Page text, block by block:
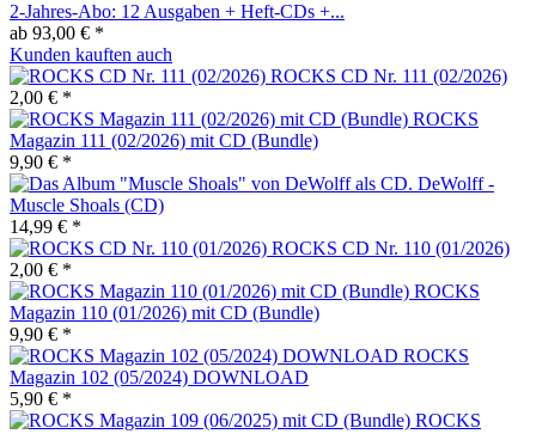
2-Jahres-Abo: 12 Ausgaben + Heft-CDs +...
ab 93,00 € *
Kunden kauften auch
ROCKS CD Nr. 111 (02/2026)
2,00 € *
ROCKS
Magazin 111 (02/2026) mit CD (Bundle)
9,90 € *
DeWolff -
Muscle Shoals (CD)
14,99 € *
ROCKS CD Nr. 110 (01/2026)
2,00 € *
ROCKS
Magazin 110 (01/2026) mit CD (Bundle)
9,90 € *
ROCKS
Magazin 102 (05/2024) DOWNLOAD
5,90 € *
ROCKS